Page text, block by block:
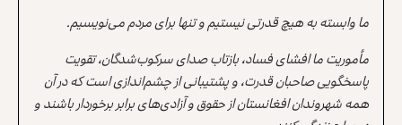
ما وابسته به هیچ قدرتی نیستیم و تنها برای مردم می‌نویسیم.
مأموریت ما افشای فساد، بازتاب صدای سرکوب‌شدگان، تقویت
پاسخگویی صاحبان قدرت، و پشتیبانی از چشم‌اندازی است که در آن
همه شهروندان افغانستان از حقوق و آزادی‌های برابر برخوردار باشند و